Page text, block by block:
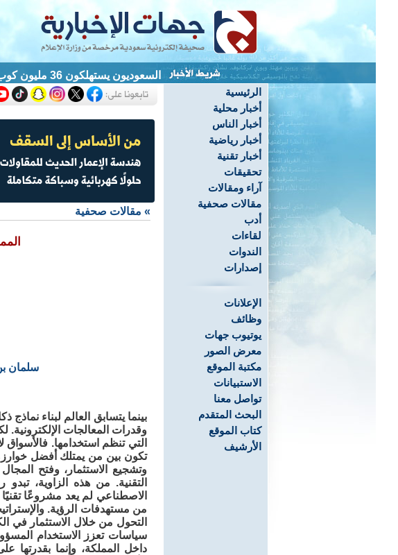
السعوديون يستهلكون 36 مليون كوب قهوة يومياً.. وسوق المقاهي تلامس 40 مليار ريال
الرئيسية
أخبار محلية
أخبار الناس
أخبار رياضية
أخبار تقنية
تحقيقات
آراء ومقالات
مقالات صحفية
أدب
لقاءات
الندوات
إصدارات
الإعلانات
وظائف
يوتيوب جهات
معرض الصور
مكتبة الموقع
الاستبيانات
تواصل معنا
البحث المتقدم
كتاب الموقع
الأرشيف
» مقالات صحفية
سلمان
بينما يتسابق العالم لبناء
وقدرات المعالجات الإلكترونية.
التي تنظم استخدامها. فالأسواق
تكون بين من يمتلك أفضل
وتشجيع الاستثمار، وفتح
من مستهدفات الرؤية.
التحول من خلال الاستثمار في
سياسات تعزز الاستخدام
داخل المملكة، وإنما بقدرتها